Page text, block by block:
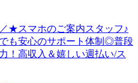
★スマホのご案内スタッフ♪
も安心のサポート体制◎普段
！高収入＆嬉しい週払い/ス